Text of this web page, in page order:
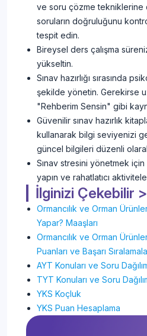
ve soru çözme tekniklerine
soruların doğruluğunu
tespit edin.
Bireysel ders çalışma
yükseltin.
Sınav hazırlığı sırasında
şekilde yönetin. Gerekirse
"Rehberim Sensin" gibi
Güvenilir sınav hazırlık
kullanarak bilgi seviyenizi
güncel bilgileri düzenli
Sınav stresini yönetmek
yapın ve rahatlatıcı
İlginizi Çekebilir
Ormancılık ve Orman
Yapar? Maaşları
Ormancılık ve Orman
Puanları ve Başarı
AYT Konuları ve Soru
TYT Konuları ve Soru
YKS Koçluk
YKS Puan Hesaplama